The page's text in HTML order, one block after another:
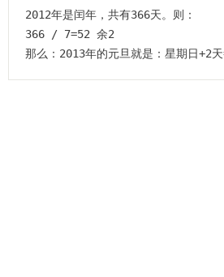
2012年是闰年，共有366天。则：
366 / 7=52 余2
那么：2013年的元旦就是：星期日+2天